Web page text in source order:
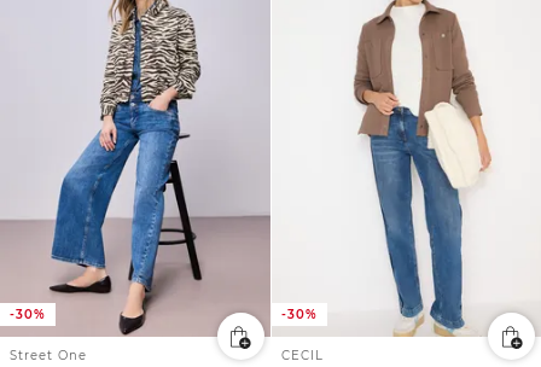
-30%
Street One
-30%
CECIL